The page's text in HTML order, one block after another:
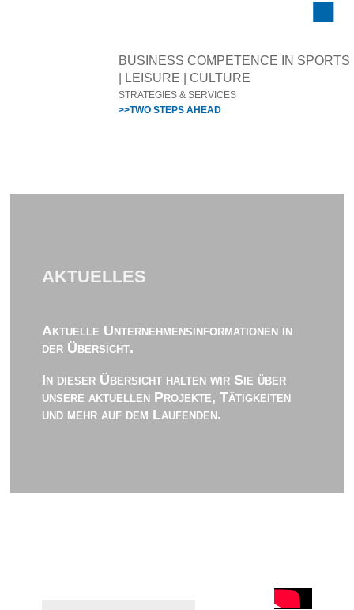
BUSINESS COMPETENCE IN SPORTS
| LEISURE | CULTURE
STRATEGIES & SERVICES
>>TWO STEPS AHEAD
AKTUELLES
Aktuelle Unternehmensinformationen in
der Übersicht.
In dieser Übersicht halten wir Sie über
unsere aktuellen Projekte, Tätigkeiten
und mehr auf dem Laufenden.